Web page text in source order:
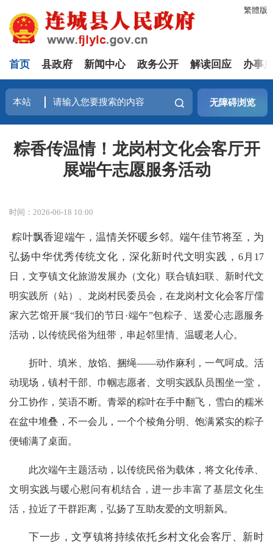
繁體版
首页 县政府 新闻中心 政务公开 解读回应 办事
无障碍浏览
粽香传温情！龙岗村文化会客厅开
展端午志愿服务活动
时间：2026-06-18 10:00
粽叶飘香迎端午，温情关怀暖乡邻。端午佳节将至，为
弘扬中华优秀传统文化，深化新时代文明实践，6月17
日，文亨镇文化旅游发展办（文化）联合镇妇联、新时代文
明实践所（站）、龙岗村民委员会，在龙岗村文化会客厅儒
家六艺馆开展“我们的节日·端午”包粽子、送爱心志愿服务
活动，以传统民俗为纽带，串起邻里情、温暖老人心。
折叶、填米、放馅、捆绳——动作麻利，一气呵成。活
动现场，镇村干部、巾帼志愿者、文明实践队员围坐一堂，
分工协作，笑语不断。青翠的粽叶在手中翻飞，雪白的糯米
在盆中堆叠，不一会儿，一个个棱角分明、饱满紧实的粽子
便铺满了桌面。
此次端午主题活动，以传统民俗为载体，将文化传承、
文明实践与暖心慰问有机结合，进一步丰富了基层文化生
活，拉近了干群距离，弘扬了互助友爱的文明新风。
下一步，文亨镇将持续依托乡村文化会客厅、新时